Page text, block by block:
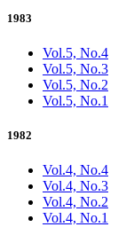
1983
Vol.5, No.4
Vol.5, No.3
Vol.5, No.2
Vol.5, No.1
1982
Vol.4, No.4
Vol.4, No.3
Vol.4, No.2
Vol.4, No.1